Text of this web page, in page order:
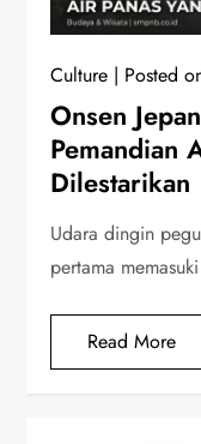
Culture Posted
Onsen
Pemandian
Dilestarikan
Udara dingin
pertama
Read More